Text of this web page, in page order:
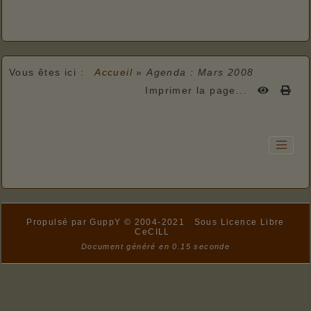
Vous êtes ici : Accueil »Agenda : Mars 2008
Imprimer la page...
Propulsé par GuppY © 2004-2021
Sous Licence Libre
CeCILL
Document généré en 0.15 seconde